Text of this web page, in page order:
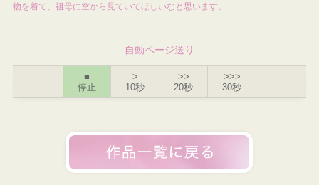
物を着て、祖母に空から見ていてほしいなと思います。
自動ページ送り
■
停止
>
10秒
>>
20秒
>>>
30秒